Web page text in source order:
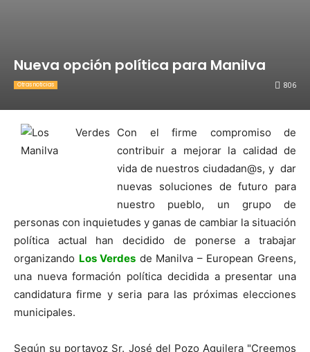
Nueva opción política para Manilva
806
Otras noticias
Con el firme compromiso de
contribuir a mejorar la calidad de
vida de nuestros ciudadan@s, y dar
nuevas soluciones de futuro para
nuestro pueblo, un grupo de
personas con inquietudes y ganas de cambiar la situación
política actual han decidido de ponerse a trabajar
organizando Los Verdes de Manilva – European Greens,
una nueva formación política decidida a presentar una
candidatura firme y seria para las próximas elecciones
municipales.
Según su portavoz Sr. José del Pozo Aguilera "Creemos